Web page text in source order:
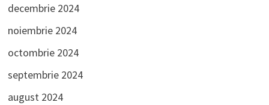
decembrie 2024
noiembrie 2024
octombrie 2024
septembrie 2024
august 2024